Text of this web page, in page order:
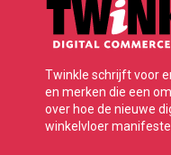
Twinkle schrijft voor
en merken die een
over hoe de nieuwe
winkelvloer